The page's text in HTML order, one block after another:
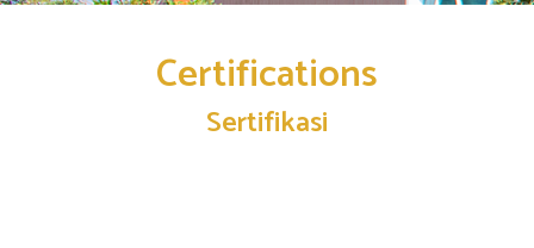
Certifications
Sertifikasi